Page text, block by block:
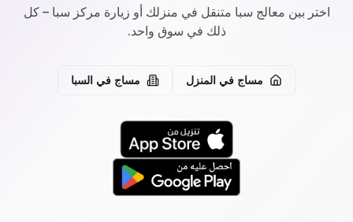
اختر بين معالج سبا متنقل في منزلك أو زيارة مركز سبا – كل
ذلك في سوق واحد.
مساج في المنزل مساج في السبا